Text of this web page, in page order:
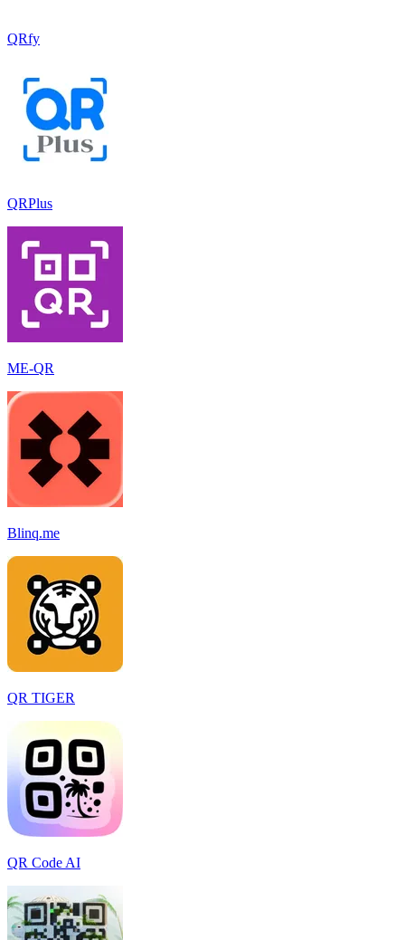
QRfy
QRPlus
ME-QR
Blinq.me
QR TIGER
QR Code AI